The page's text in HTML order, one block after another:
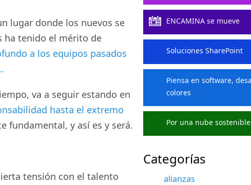
lugar donde los nuevos se
ha tenido el mérito de
a los equipos pasados
va a seguir estando en
hasta el extremo
fundamental, y así es y será.
tensión con el talento
ENCAMINA se mueve
Soluciones SharePoint
Piensa en software,
colores
Por una nube sostenible
Categorías
alianzas